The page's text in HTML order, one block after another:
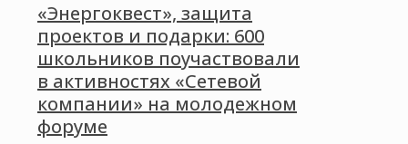
«Энергоквест», защита
проектов и подарки: 600
школьников поучаствовали
в активностях «Сетевой
компании» на молодежном
форуме